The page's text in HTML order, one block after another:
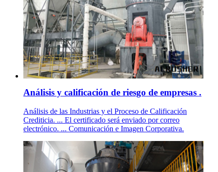
Análisis y calificación de riesgo de empresas .
Análisis de las Industrias y el Proceso de Calificación
Crediticia. ... El certificado será enviado por correo
electrónico. ... Comunicación e Imagen Corporativa.